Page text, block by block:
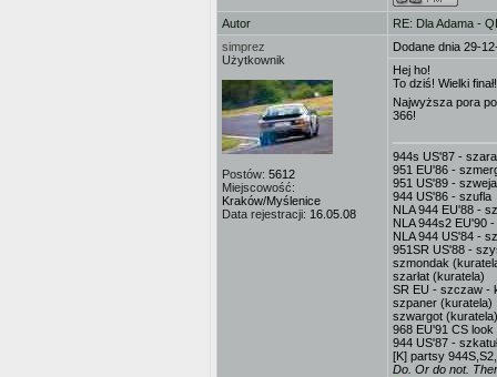
Autor
RE: Dla Adama -
simprez
Użytkownik
Postów: 5612
Miejscowość:
Kraków/Myślenice
Data rejestracji: 16.05.08
Dodane dnia 29-
Hej ho!
To dziś! Wielki finał!
Najwyższa pora
366!
944s US'87 -
951 EU'86 -
951 US'89 - szweja
944 US'86 - szufla
NLA 944 EU'88 -
NLA 944s2 EU'90
NLA 944 US'84 -
951SR US'88 -
szmondak
szarłat (kuratela)
SR EU - szczaw -
szpaner (kuratela)
szwargot (kuratela)
968 EU'91 CS
944 US'87 -
[K] partsy
Do. Or do not.